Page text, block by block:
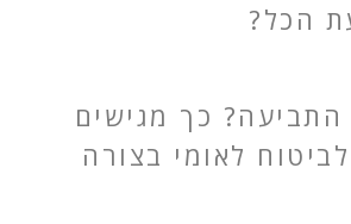
הכל?
כך מגישים
לאומי בצורה